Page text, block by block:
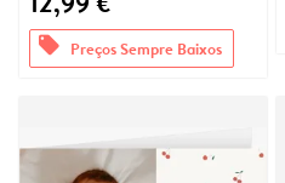
offers Preços Sempre Baixos